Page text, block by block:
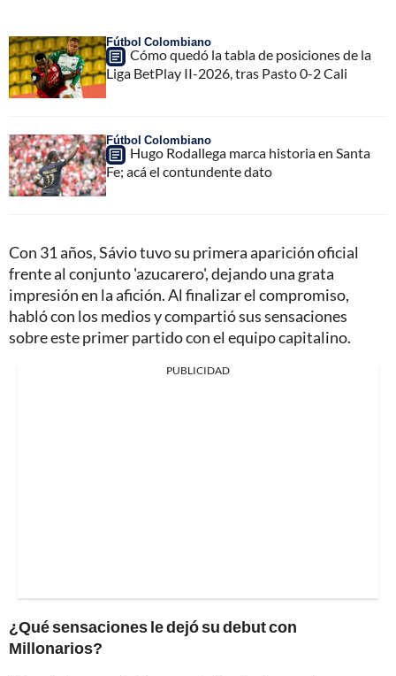
Fútbol Colombiano
Cómo quedó la tabla de posiciones de la
Liga BetPlay II-2026, tras Pasto 0-2 Cali
Fútbol Colombiano
Hugo Rodallega marca historia en Santa
Fe; acá el contundente dato
Con 31 años, Sávio tuvo su primera aparición oficial
frente al conjunto 'azucarero', dejando una grata
impresión en la afición. Al finalizar el compromiso,
habló con los medios y compartió sus sensaciones
sobre este primer partido con el equipo capitalino.
PUBLICIDAD
¿Qué sensaciones le dejó su debut con
Millonarios?